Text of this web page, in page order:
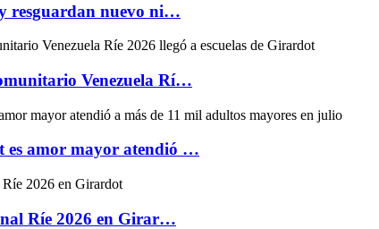
resguardan nuevo ni…
Venezuela Rí…
es amor mayor atendió …
Ríe 2026 en Girar…